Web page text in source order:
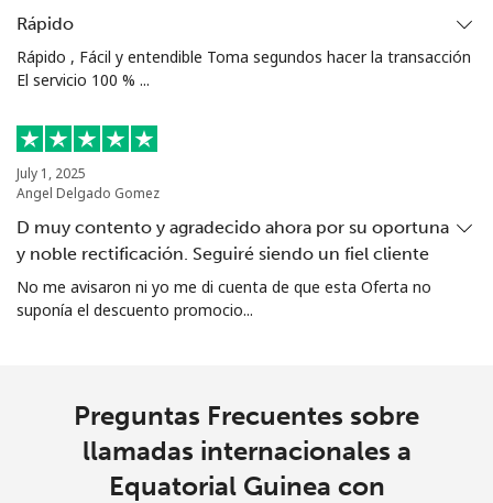
Celular
Celular ⁦29.9¢⁩
33 min por
⁦$10⁩
-
Rápido
Rápido , Fácil y entendible Toma segundos hacer la transacción
El servicio 100 % ...
July 1, 2025
Angel Delgado Gomez
D muy contento y agradecido ahora por su oportuna
y noble rectificación. Seguiré siendo un fiel cliente
No me avisaron ni yo me di cuenta de que esta Oferta no
suponía el descuento promocio...
Preguntas Frecuentes sobre
llamadas internacionales a
Equatorial Guinea con